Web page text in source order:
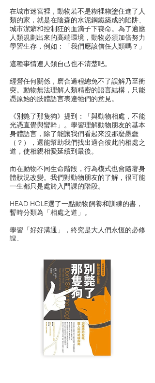
在城市迷宮裡，​動物若不是糊裡糊塗住進了人
類的家，就是在陰森的水泥鋼鐵築成的陷阱、
城市潔癖和控制狂的血滴子下喪命。為了適應
人類規劃出來的高端環境，動物必須加倍努力
學習生存，例如：「我們應該信任人類嗎？」
這種事情連人類自己也不清楚吧。
經營任何關係，磨合過程總免不了誤解乃至衝
突。動物無法理解人類精密的語言結構，只能
憑原始的肢體語言表達牠們的意見。
《別斃了那隻狗》提到：「與動物相處，不能
光憑直覺與蠻幹」。學習理解動物朋友的基本
身體語言，除了能讓我們看起來沒那麼愚蠢
（？），還能幫助我們找出適合彼此的相處之
道，使相親相愛延續到最後。
而在動物不同生命階段，行為模式也會隨著身
體狀況改變。我們對動物朋友的了解，很可能
一生都只是處於入門課的階段。
​HEAD HOLE選了一點動物飼養和訓練的書，
暫時分類為「相處之道」。
學習「好好溝通」，終究是大人們永恆的必修
課。